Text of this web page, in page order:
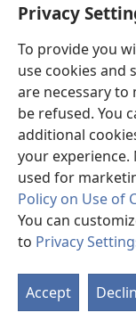
Privacy
To provide you
use cookies and
are necessary
be refused. You
additional
your
used for
Policy on Use of
You can
to Privacy
Accept
Zk 14:9
Mt 7:22H. ,
Mt 21:5 H.yi
Mt 22:44
Mt 27:29
Yh 19:15 A
1Ko 15:25U
HOSI LEYI
Mit 4:24 H.,
HOSINI 1Ko 7:39
HOSI YA LE
Dn 11:40
HOSI YA LE
Dn 11:40h.